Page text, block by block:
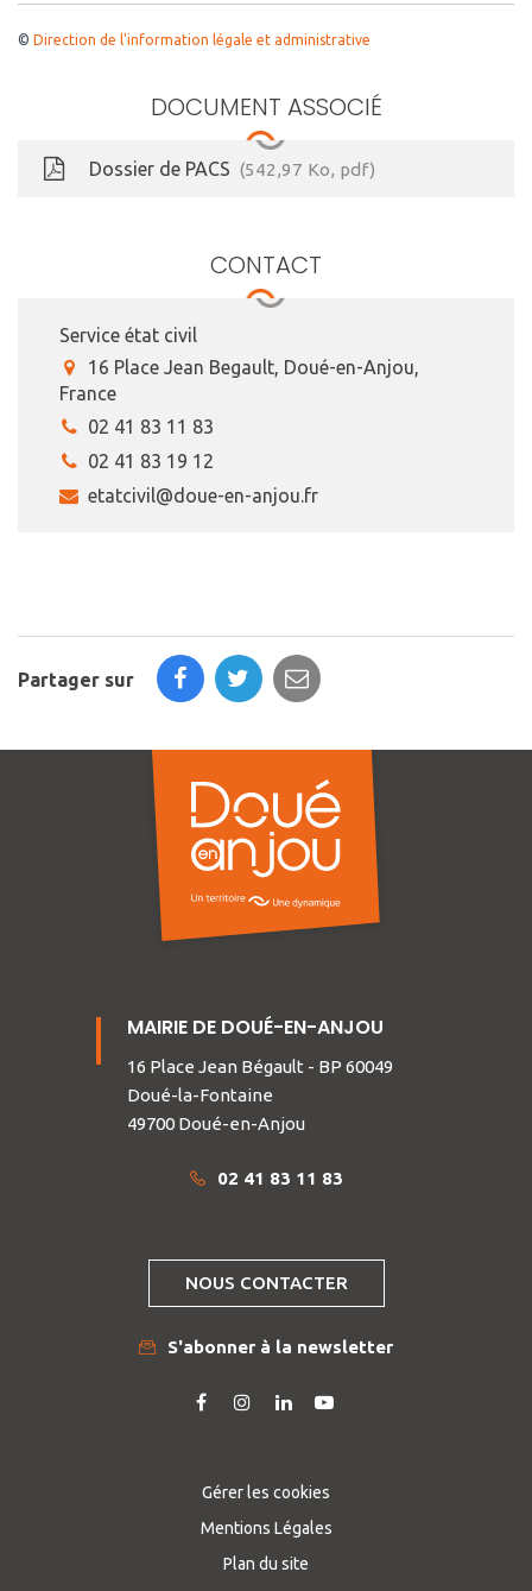
© Direction de l'information légale et administrative
DOCUMENT ASSOCIÉ
Dossier de PACS 542,97 Ko, pdf
CONTACT
Service état civil
16 Place Jean Begault, Doué-en-Anjou,
France
02 41 83 11 83
02 41 83 19 12
etatcivil@doue-en-anjou.fr
Partager sur
MAIRIE DE DOUÉ-EN-ANJOU
16 Place Jean Bégault - BP 60049
Doué-la-Fontaine
49700 Doué-en-Anjou
02 41 83 11 83
NOUS CONTACTER
S'abonner à la newsletter
Lien
compte
Facebook
Lien
compte
Instagram
Lien
compte
Linkedin
Lien
chaîne
Youtube
Gérer les cookies
Mentions Légales
Plan du site